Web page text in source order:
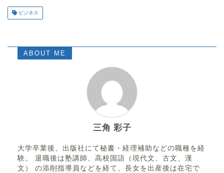
ビジネス
ABOUT ME
三角 彩子
大学卒業後、出版社にて秘書・経理補助などの職種を経
験。 退職後は塾講師、高校国語（現代文、古文、漢
文） の添削指導員などを経て、長女を出産後は在宅で